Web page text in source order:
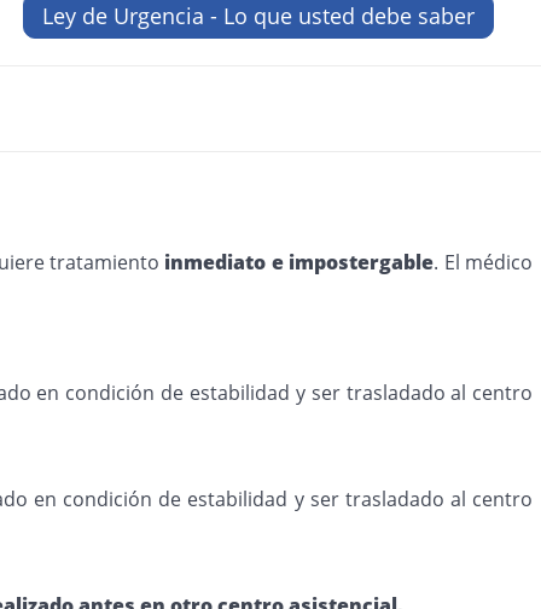
Ley de Urgencia - Lo que usted debe saber
tratamiento inmediato e impostergable. El médico
en condición de estabilidad y ser trasladado al centro
en condición de estabilidad y ser trasladado al centro